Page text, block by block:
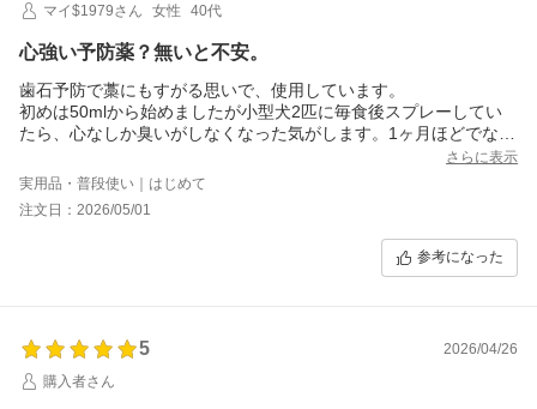
マイ$1979さん
女性 40代
心強い予防薬？無いと不安。
歯石予防で藁にもすがる思いで、使用しています。
初めは50mlから始めましたが小型犬2匹に毎食後スプレーしてい
たら、心なしか臭いがしなくなった気がします。1ヶ月ほどでなく
なったので、今回は500mlを購入しました。引き続き、使用した
いと思います。
さらに表示
実用品・普段使い｜はじめて
注文日：2026/05/01
参考になった
5
2026/04/26
購入者さん